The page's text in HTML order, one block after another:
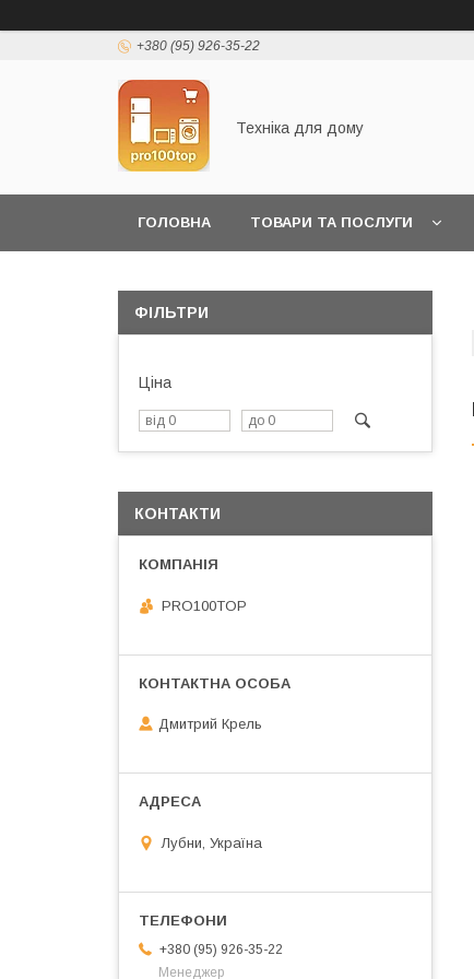
+380 (95) 926-35-22
Техніка для дому
ГОЛОВНА ТОВАРИ ТА ПОСЛУГИ
ФІЛЬТРИ
Ціна
КОНТАКТИ
PRO100TOP
Дмитрий Крель
Лубни, Україна
+380 (95) 926-35-22
Менеджер